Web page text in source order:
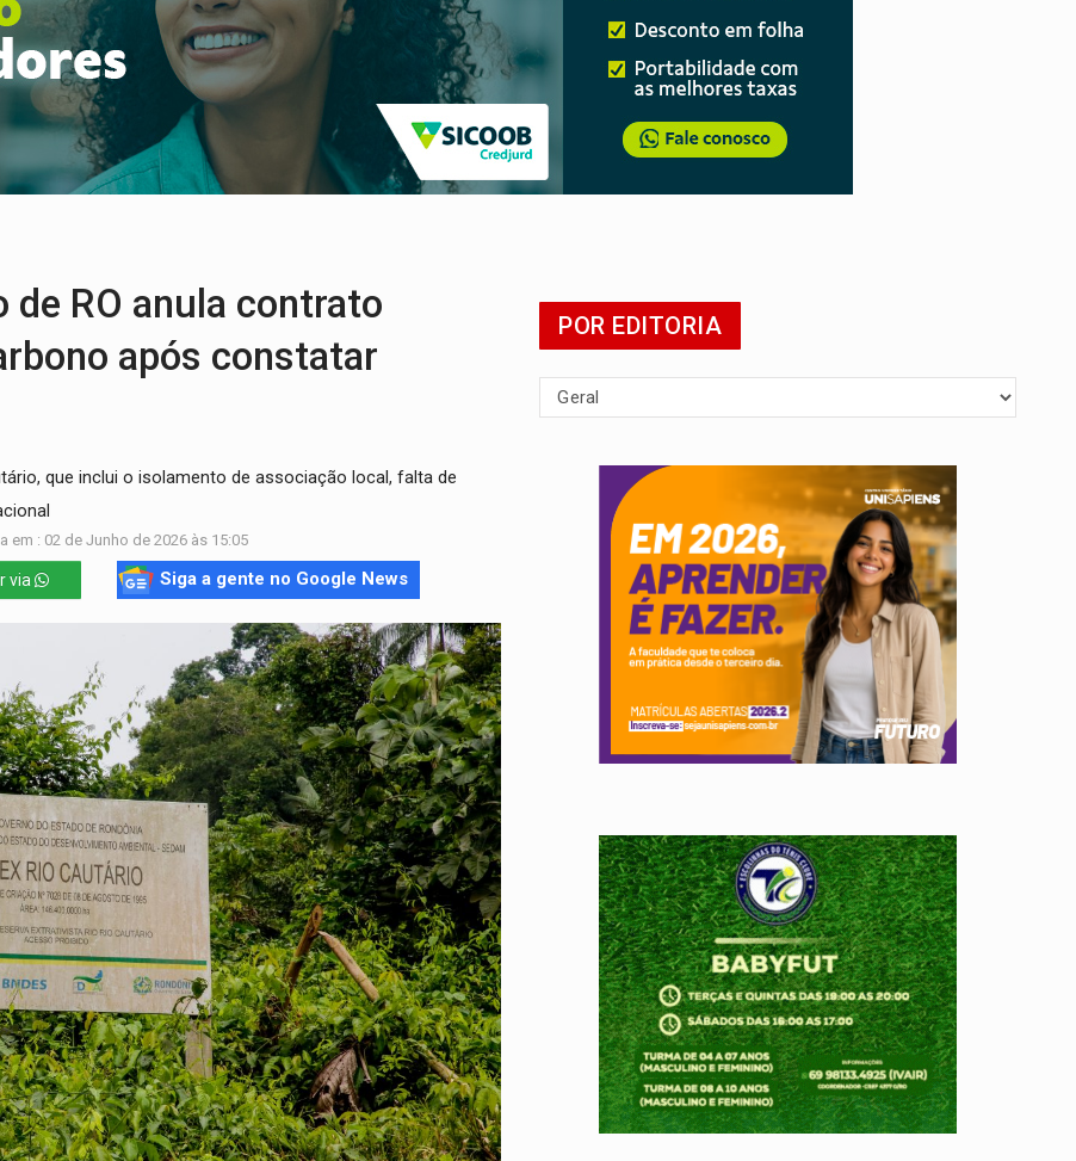
oficina de Comunicação com oportunidade de integrar equipe
reflexão sobre trajetória da Lei Maria da Penha
fim do ano para regularização de débitos
beneficia 60 famílias com geladeiras e ventiladores novos
de RO anula contrato
após constatar
que inclui o isolamento de associação local, falta de
em : 02 de Junho de 2026 às 15:05
via Siga a gente no Google News
POR EDITORIA